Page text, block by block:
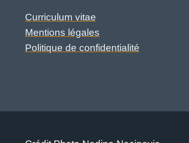
Curriculum vitae
Mentions légales
Politique de confidentialité